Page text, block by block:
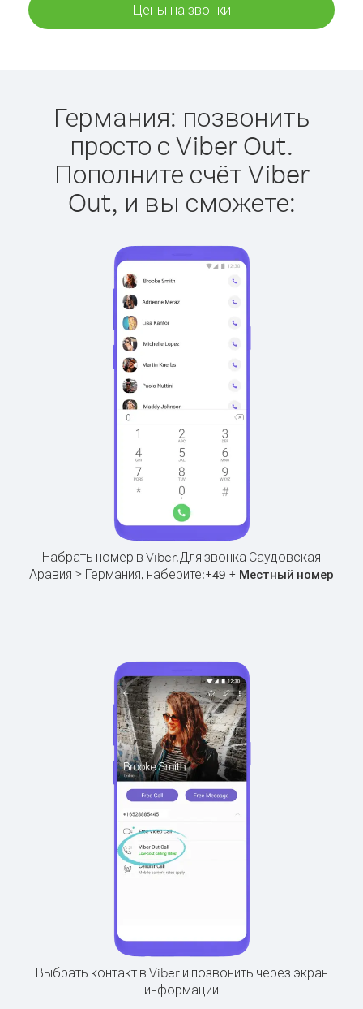
Цены на звонки
Германия: позвонить
просто с Viber Out.
Пополните счёт Viber
Out, и вы сможете:
Набрать номер в Viber.Для звонка Саудовская
Аравия > Германия, наберите:+49 + Местный номер
Выбрать контакт в Viber и позвонить через экран
информации